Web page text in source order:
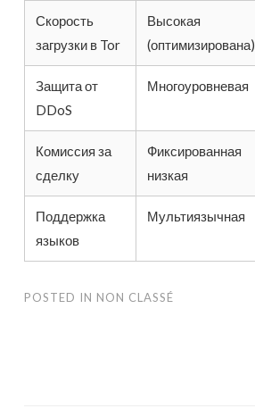
Скорость
загрузки в Tor
Высокая
(оптимизирована)
Защита от
DDoS
Многоуровневая
Комиссия за
сделку
Фиксированная
низкая
Поддержка
языков
Мультиязычная
POSTED IN NON CLASSÉ